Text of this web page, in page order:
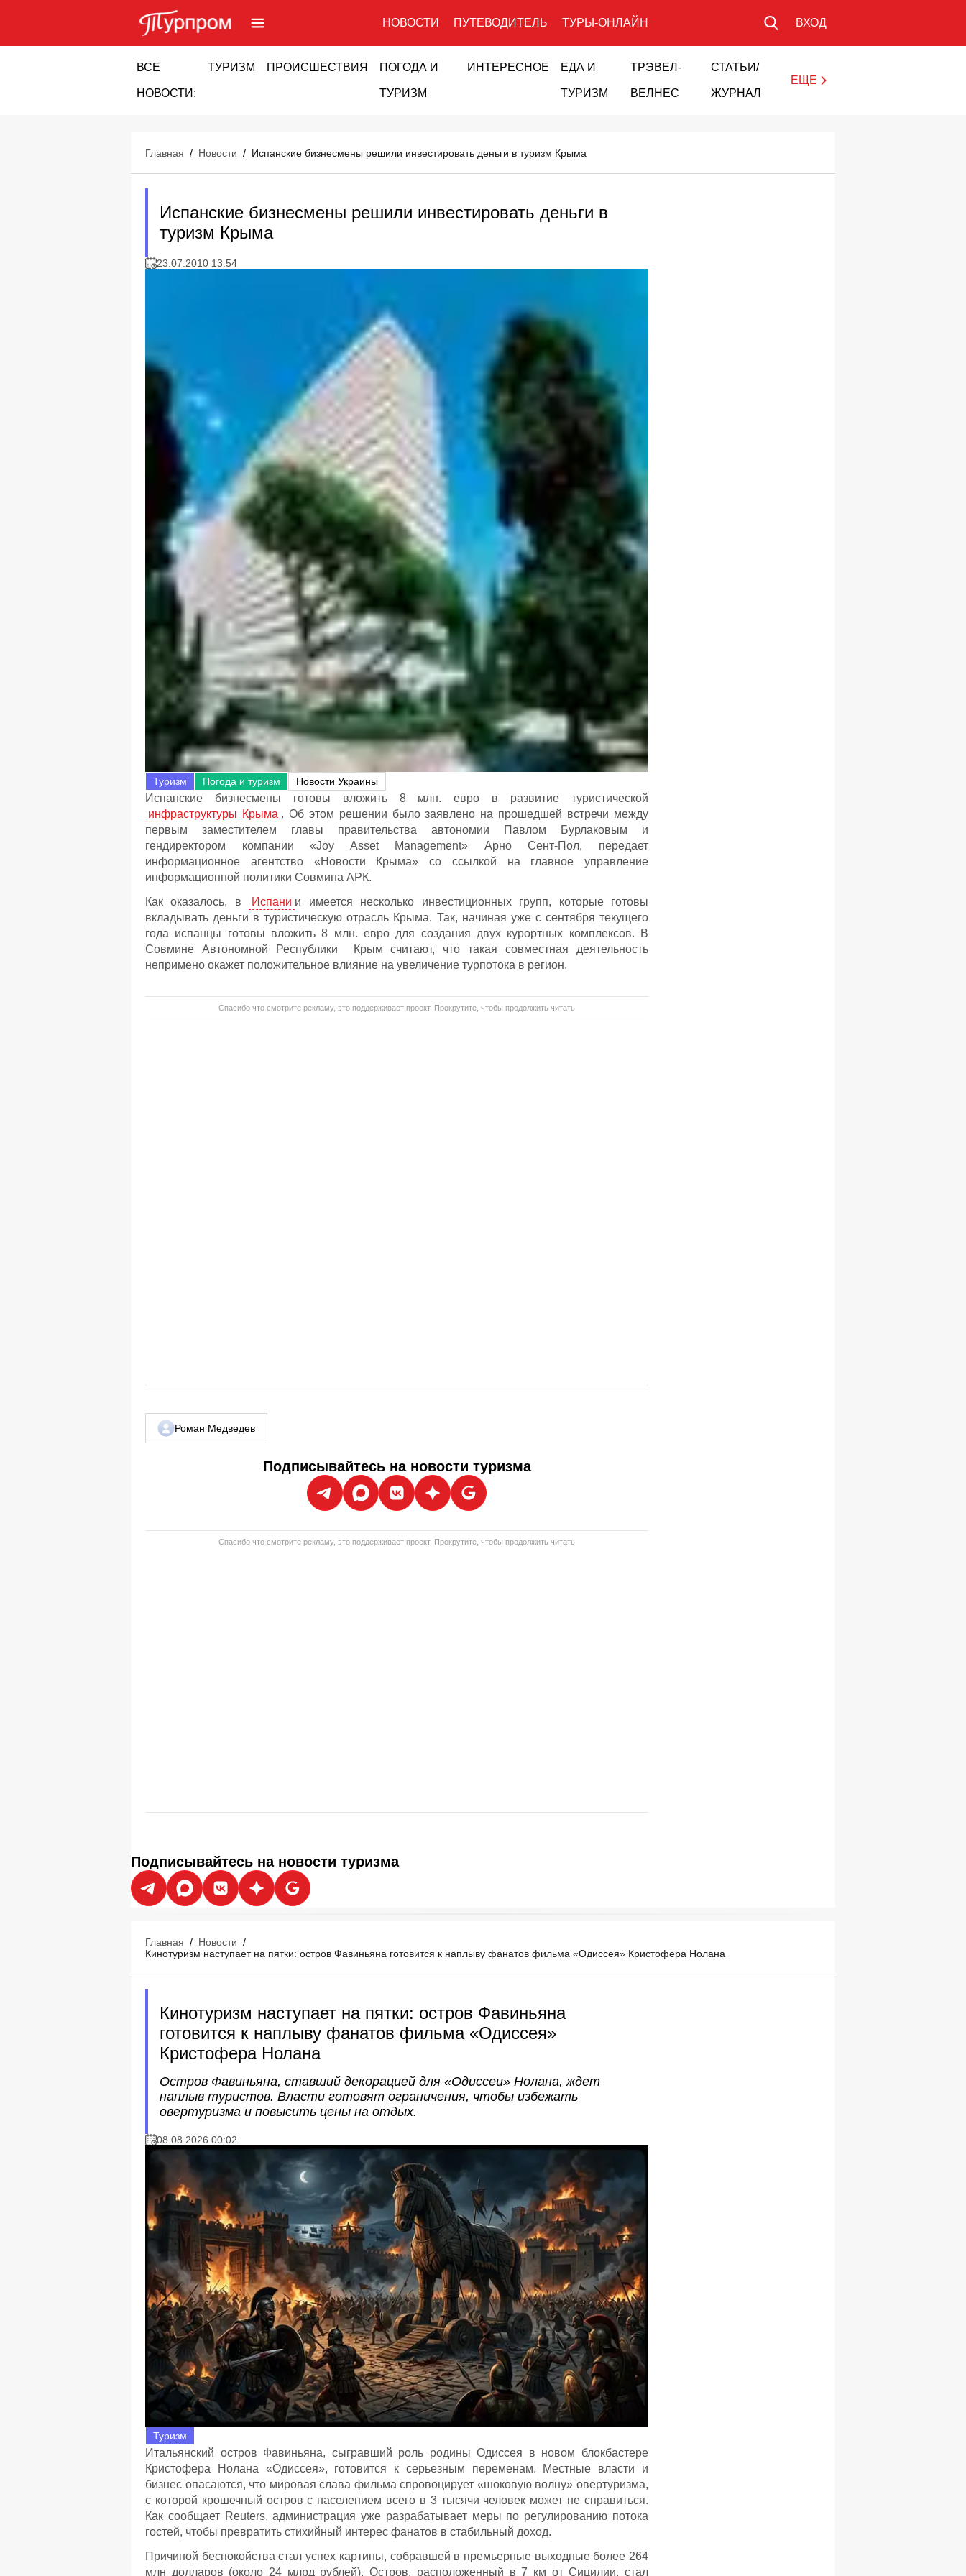
НОВОСТИ ПУТЕВОДИТЕЛЬ ТУРЫ-ОНЛАЙН ВХОД
ВСЕ
НОВОСТИ:
ТУРИЗМ ПРОИСШЕСТВИЯ ПОГОДА И
ТУРИЗМ
ИНТЕРЕСНОЕ ЕДА И
ТУРИЗМ
ТРЭВЕЛ-
ВЕЛНЕС
СТАТЬИ/
ЖУРНАЛ
ЕЩЕ
Главная / Новости / Испанские бизнесмены решили инвестировать деньги в туризм Крыма
Испанские бизнесмены решили инвестировать деньги в
туризм Крыма
23.07.2010 13:54
Туризм Погода и туризм Новости Украины
Испанские бизнесмены готовы вложить 8 млн. евро в развитие туристической
инфраструктуры Крыма . Об этом решении было заявлено на прошедшей встречи между
первым заместителем главы правительства автономии Павлом Бурлаковым и
гендиректором компании «Joy Asset Management» Арно Сент-Пол, передает
информационное агентство «Новости Крыма» со ссылкой на главное управление
информационной политики Совмина АРК.
Как оказалось, в
Испани и имеется несколько инвестиционных групп, которые готовы
вкладывать деньги в туристическую отрасль Крыма. Так, начиная уже с сентября текущего
года испанцы готовы вложить 8 млн. евро для создания двух курортных комплексов. В
Совмине Автономной Республики Крым считают, что такая совместная деятельность
непримено окажет положительное влияние на увеличение турпотока в регион.
Спасибо что смотрите рекламу, это поддерживает проект. Прокрутите, чтобы продолжить читать
Роман Медведев
Подписывайтесь на новости туризма
Спасибо что смотрите рекламу, это поддерживает проект. Прокрутите, чтобы продолжить читать
Подписывайтесь на новости туризма
Главная / Новости /
Кинотуризм наступает на пятки: остров Фавиньяна готовится к наплыву фанатов фильма «Одиссея» Кристофера Нолана
Кинотуризм наступает на пятки: остров Фавиньяна
готовится к наплыву фанатов фильма «Одиссея»
Кристофера Нолана
Остров Фавиньяна, ставший декорацией для «Одиссеи» Нолана, ждет
наплыв туристов. Власти готовят ограничения, чтобы избежать
овертуризма и повысить цены на отдых.
08.08.2026 00:02
Туризм
Итальянский остров Фавиньяна, сыгравший роль родины Одиссея в новом блокбастере
Кристофера Нолана «Одиссея», готовится к серьезным переменам. Местные власти и
бизнес опасаются, что мировая слава фильма спровоцирует «шоковую волну» овертуризма,
с которой крошечный остров с населением всего в 3 тысячи человек может не справиться.
Как сообщает Reuters, администрация уже разрабатывает меры по регулированию потока
гостей, чтобы превратить стихийный интерес фанатов в стабильный доход.
Причиной беспокойства стал успех картины, собравшей в премьерные выходные более 264
млн долларов (около 24 млрд рублей). Остров, расположенный в 7 км от Сицилии, стал